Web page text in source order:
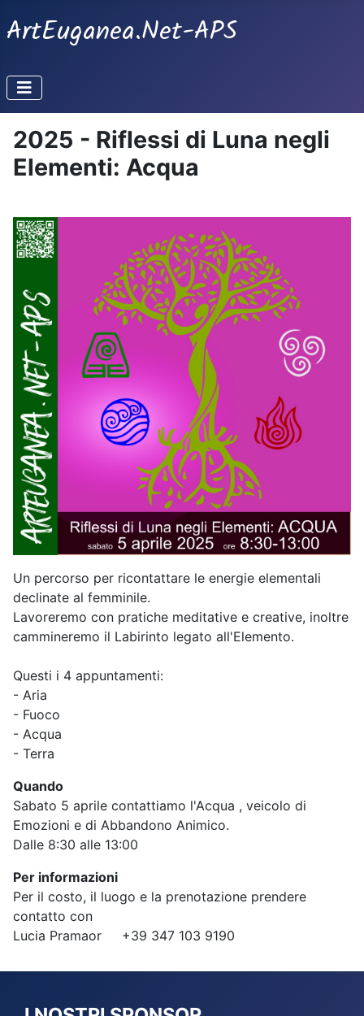
ArtEuganea.Net-APS
2025 - Riflessi di Luna negli
Elementi: Acqua
Un percorso per ricontattare le energie elementali
declinate al femminile.
Lavoreremo con pratiche meditative e creative, inoltre
cammineremo il Labirinto legato all'Elemento.
Questi i 4 appuntamenti:
- Aria
- Fuoco
- Acqua
- Terra
Quando
Sabato 5 aprile contattiamo l'Acqua , veicolo di
Emozioni e di Abbandono Animico.
Dalle 8:30 alle 13:00
Per informazioni
Per il costo, il luogo e la prenotazione prendere
contatto con
Lucia Pramaor +39 347 103 9190